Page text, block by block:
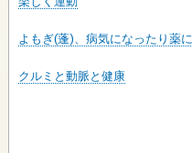
よもぎ(蓬)、病気になったり薬
クルミと動脈と健康